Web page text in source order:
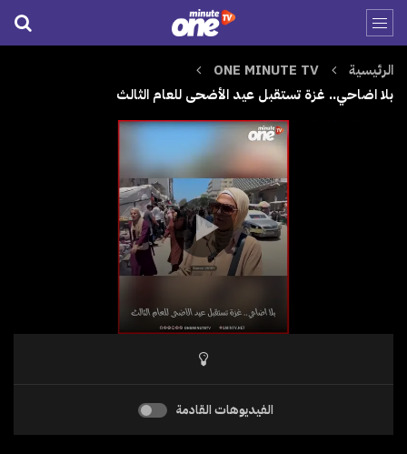
الرئيسية
ONE MINUTE TV
بلا اضاحي.. غزة تستقبل عيد الأضحى للعام الثالث
الفيديوهات القادمة